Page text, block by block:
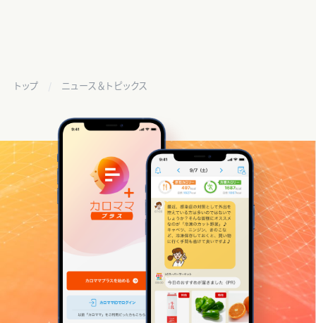
トップ ニュース＆トピックス